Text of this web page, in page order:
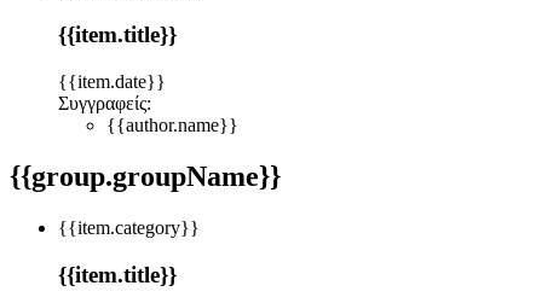
{{item.title}}
{{item.date}}
Συγγραφείς:
{{author.name}}
{{group.groupName}}
{{item.category}}
{{item.title}}